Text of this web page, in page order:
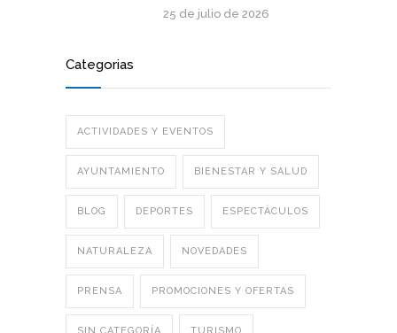
25 de julio de 2026
Categorias
ACTIVIDADES Y EVENTOS
AYUNTAMIENTO BIENESTAR Y SALUD
BLOG DEPORTES ESPECTÁCULOS
NATURALEZA NOVEDADES
PRENSA PROMOCIONES Y OFERTAS